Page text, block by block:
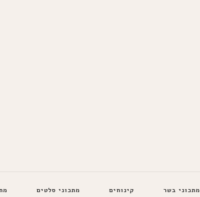
מתכוני בשר קינוחים מתכוני סלטים